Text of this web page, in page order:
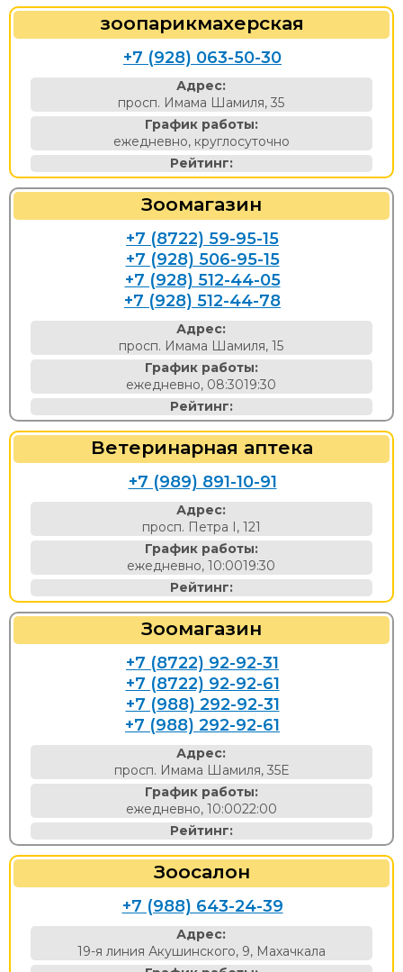
зоопарикмахерская
+7 (928) 063-50-30
Адрес:
просп. Имама Шамиля, 35
График работы:
ежедневно, круглосуточно
Рейтинг:
Зоомагазин
+7 (8722) 59-95-15
+7 (928) 506-95-15
+7 (928) 512-44-05
+7 (928) 512-44-78
Адрес:
просп. Имама Шамиля, 15
График работы:
ежедневно, 08:3019:30
Рейтинг:
Ветеринарная аптека
+7 (989) 891-10-91
Адрес:
просп. Петра I, 121
График работы:
ежедневно, 10:0019:30
Рейтинг:
Зоомагазин
+7 (8722) 92-92-31
+7 (8722) 92-92-61
+7 (988) 292-92-31
+7 (988) 292-92-61
Адрес:
просп. Имама Шамиля, 35Е
График работы:
ежедневно, 10:0022:00
Рейтинг:
Зоосалон
+7 (988) 643-24-39
Адрес:
19-я линия Акушинского, 9, Махачкала